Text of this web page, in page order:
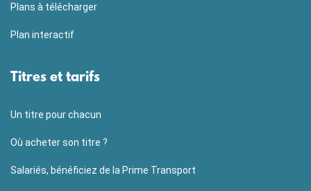
Plans à télécharger
Plan interactif
Titres et tarifs
Un titre pour chacun
Où acheter son titre ?
Salariés, bénéficiez de la Prime Transport